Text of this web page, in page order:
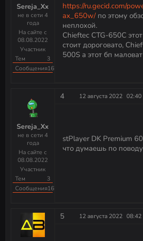
Sereja_Xx
не в сети 4
года
На сайте с
08.08.2022
Участник
Тем
3
Сообщения16
https://ru.gecid.com/
ax_650w/по этому
неплохой.
Chieftec CTG-650C
стоит дороговато,
500S а этот бп
Sereja_Xx
не в сети 4
года
На сайте с
08.08.2022
Участник
Тем
3
Сообщения16
4 12 августа 2022 02:40
stPlayer DK Premium
что думаешь по
5 12 августа 2022 08:42